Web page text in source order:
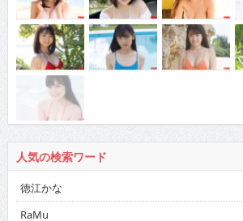
人気の検索ワード
徳江かな
RaMu